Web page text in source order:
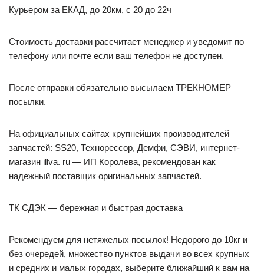
Курьером за ЕКАД, до 20км, с 20 до 22ч
Стоимость доставки рассчитает менеджер и уведомит по
телефону или почте если ваш телефон не доступен.
После отправки обязательно высылаем ТРЕКНОМЕР
посылки.
На официальных сайтах крупнейших производителей
запчастей: SS20, Технорессор, Демфи, СЭВИ, интернет-
магазин illva. ru — ИП Королева, рекомендован как
надежный поставщик оригинальных запчастей.
ТК СДЭК — бережная и быстрая доставка
Рекомендуем для нетяжелых посылок! Недорого до 10кг и
без очередей, множество пунктов выдачи во всех крупных
и средних и малых городах, выберите ближайший к вам на